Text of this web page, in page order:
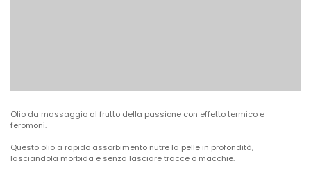
Olio da massaggio al frutto della passione con effetto termico e
feromoni.
Questo olio a rapido assorbimento nutre la pelle in profondità,
lasciandola morbida e senza lasciare tracce o macchie.